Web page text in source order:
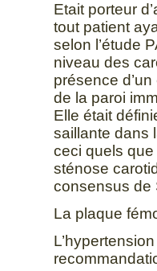
Etait porteur
tout patient
selon l’étude
niveau des
présence
de la paroi
Elle était
saillante dans
ceci quels que
sténose
consensus de
La plaque